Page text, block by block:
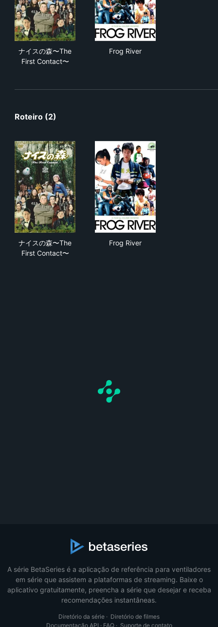
ナイスの森〜The
First Contact〜
Frog River
Roteiro (2)
ナイスの森〜The
First Contact〜
Frog River
A série BetaSeries é a aplicação de referência para ventiladores
em série que assistem a plataformas de streaming. Baixe o
aplicativo gratuitamente, preencha a série que desejar e receba
recomendações instantâneas.
Diretório da série · Diretório de filmes
Documentação API · FAQ· Suporte de contato